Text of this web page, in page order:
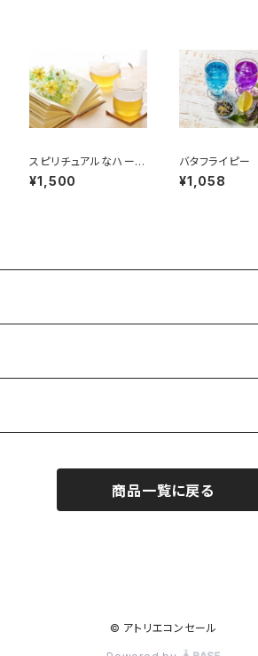
スピリチュアルなハーブ
生活
¥1,500
バタフライピ
-シングルハーブ
¥1,058
商品一覧に戻る
© アトリエコンセール